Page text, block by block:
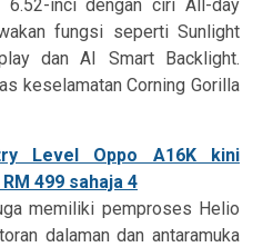
6.52-inci dengan ciri All-day
fungsi seperti Sunlight
dan AI Smart Backlight.
keselamatan Corning Gorilla
memiliki pemproses Helio
dalaman dan antaramuka